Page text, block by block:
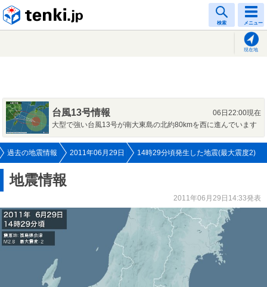
検索 メニュー
現在地
台風13号情報
06日22:00現在
大型で強い台風13号が南大東島の北約80kmを西に進んでいます
過去の地震情報 2011年06月29日 14時29分頃発生した地震(最大震度2)
地震情報
2011年06月29日14:33発表